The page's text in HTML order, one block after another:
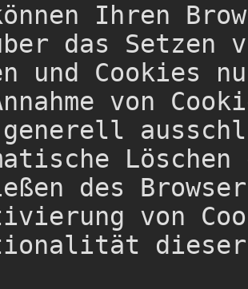
Ihren
das Setzen
und Cookies
von
des
von
dieser